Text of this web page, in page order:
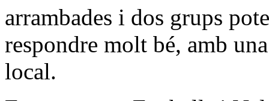
arrambades i dos grups
respondre molt bé, amb
local.